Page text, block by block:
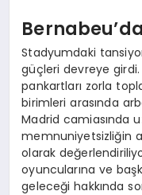
Stadyumdaki
güçleri devreye girdi.
pankartları zorla
birimleri arasında
Madrid camiasında
memnuniyetsizliğin
olarak
oyuncularına ve
geleceği hakkında